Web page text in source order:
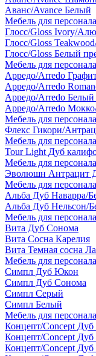
Аванс/Avance Белый
Мебель для
Глосс/Gloss Ivory/
Глосс/Gloss
Глосс/Gloss Белый
Мебель для
Арредо/Arredo
Арредо/Arredo
Арредо/Arredo
Арредо/Arredo
Мебель для
Флекс Гикори/
Мебель для
Tour Light Дуб
Мебель для
Эволюшн Антрацит
Мебель для
Альба Дуб Наварра/
Альба Дуб Нельсон/
Мебель для
Вита Дуб Сонома
Вита Сосна Карелия
Вита Темная сосна
Мебель для
Симпл Дуб Юкон
Симпл Дуб Сонома
Симпл Серый
Симпл Белый
Мебель для
Концепт/Concept
Концепт/Concept
Концепт/Concept